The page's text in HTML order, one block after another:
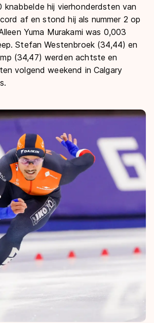
knabbelde hij vierhonderdsten van
af en stond hij als nummer 2 op
Yuma Murakami was 0,003
Stefan Westenbroek (34,44) en
(34,47) werden achtste en
volgend weekend in Calgary